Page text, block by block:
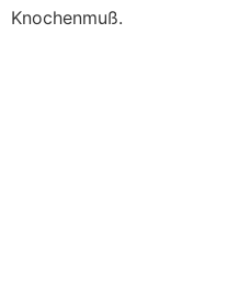
Knochenmuß.